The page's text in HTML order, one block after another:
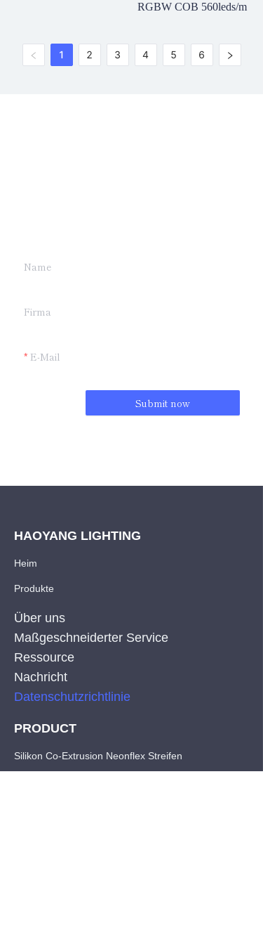
RGBW COB 560leds/m
1 2 3 4 5 6
Name
Firma
E-Mail
Submit now
HAOYANG LIGHTING
Heim
Produkte
Über uns
Maßgeschneiderter Service
Ressource
Nachricht
Datenschutzrichtlinie
PRODUCT
Silikon Co-Extrusion Neonflex Streifen